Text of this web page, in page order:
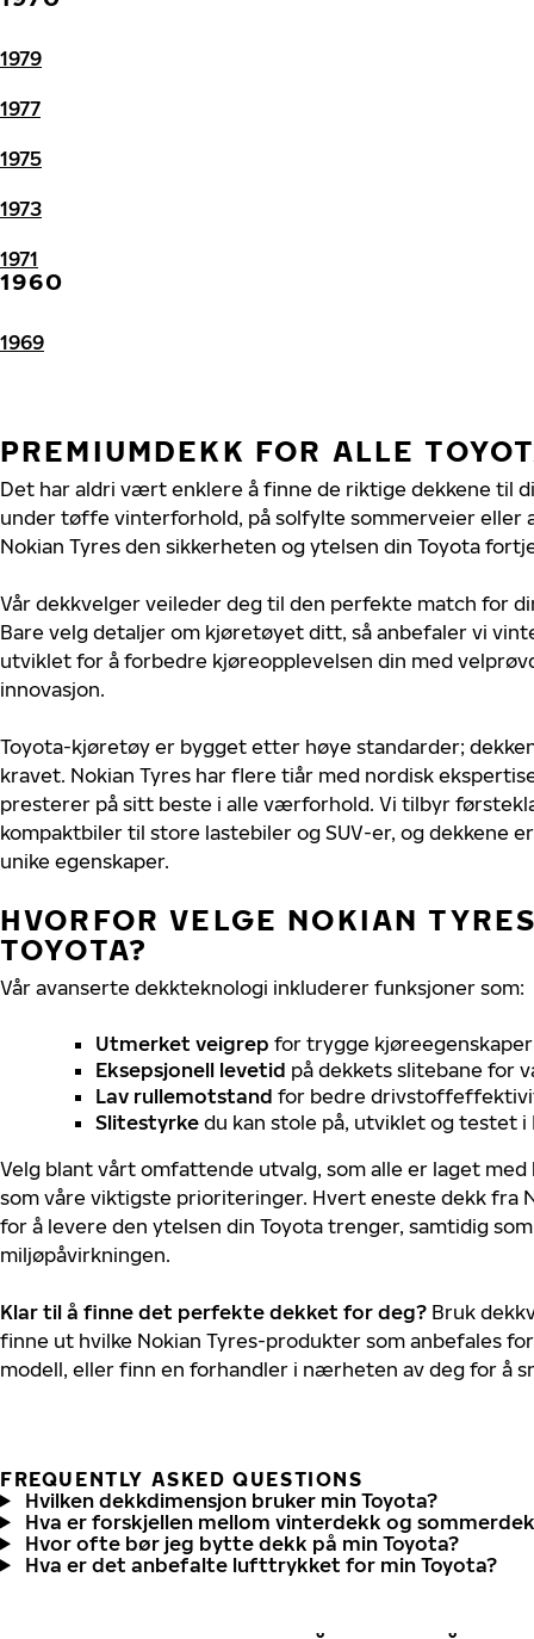
1979
1977
1975
1973
1971
1960
1969
PREMIUMDEKK FOR ALLE
Det har aldri vært enklere å finne de riktige dekkene til
under tøffe vinterforhold, på solfylte sommerveier eller
Nokian Tyres den sikkerheten og ytelsen din Toyota
Vår dekkvelger veileder deg til den perfekte match for
Bare velg detaljer om kjøretøyet ditt, så anbefaler vi
utviklet for å forbedre kjøreopplevelsen din med
innovasjon.
Toyota-kjøretøy er bygget etter høye standarder;
kravet. Nokian Tyres har flere tiår med nordisk
presterer på sitt beste i alle værforhold. Vi tilbyr
kompaktbiler til store lastebiler og SUV-er, og dekkene
unike egenskaper.
HVORFOR VELGE NOKIAN
TOYOTA?
Vår avanserte dekkteknologi inkluderer funksjoner som:
Utmerket veigrep for trygge
Eksepsjonell levetid på dekkets slitebane for
Lav rullemotstand for bedre
Slitestyrke du kan stole på, utviklet og testet i
Velg blant vårt omfattende utvalg, som alle er laget
som våre viktigste prioriteringer. Hvert eneste dekk fra
for å levere den ytelsen din Toyota trenger, samtidig
miljøpåvirkningen.
Klar til å finne det perfekte dekket for deg? Bruk
finne ut hvilke Nokian Tyres-produkter som anbefales
modell, eller finn en forhandler i nærheten av deg for å
FREQUENTLY ASKED QUESTIONS
Hvilken dekkdimensjon bruker min Toyota?
Hva er forskjellen mellom vinterdekk og
Hvor ofte bør jeg bytte dekk på min Toyota?
Hva er det anbefalte lufttrykket for min Toyota?